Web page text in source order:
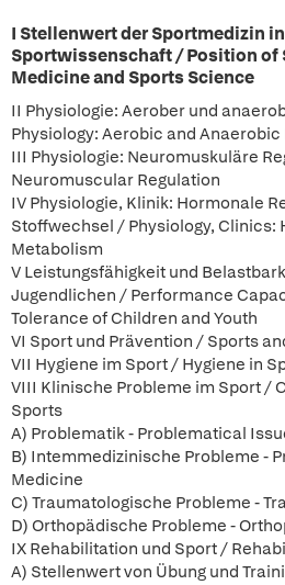
I Stellenwert der Sportmedizin
Sportwissenschaft / Position of
Medicine and Sports Science
II Physiologie: Aerober und
Physiology: Aerobic and
III Physiologie: Neuromuskuläre
Neuromuscular Regulation
IV Physiologie, Klinik: Hormonale
Stoffwechsel / Physiology, Clinics:
Metabolism
V Leistungsfähigkeit und
Jugendlichen / Performance
Tolerance of Children and Youth
VI Sport und Prävention / Sports
VII Hygiene im Sport / Hygiene in
VIII Klinische Probleme im Sport /
Sports
A) Problematik - Problematical
B) Intemmedizinische Probleme -
Medicine
C) Traumatologische Probleme -
D) Orthopädische Probleme -
IX Rehabilitation und Sport /
A) Stellenwert von Übung und